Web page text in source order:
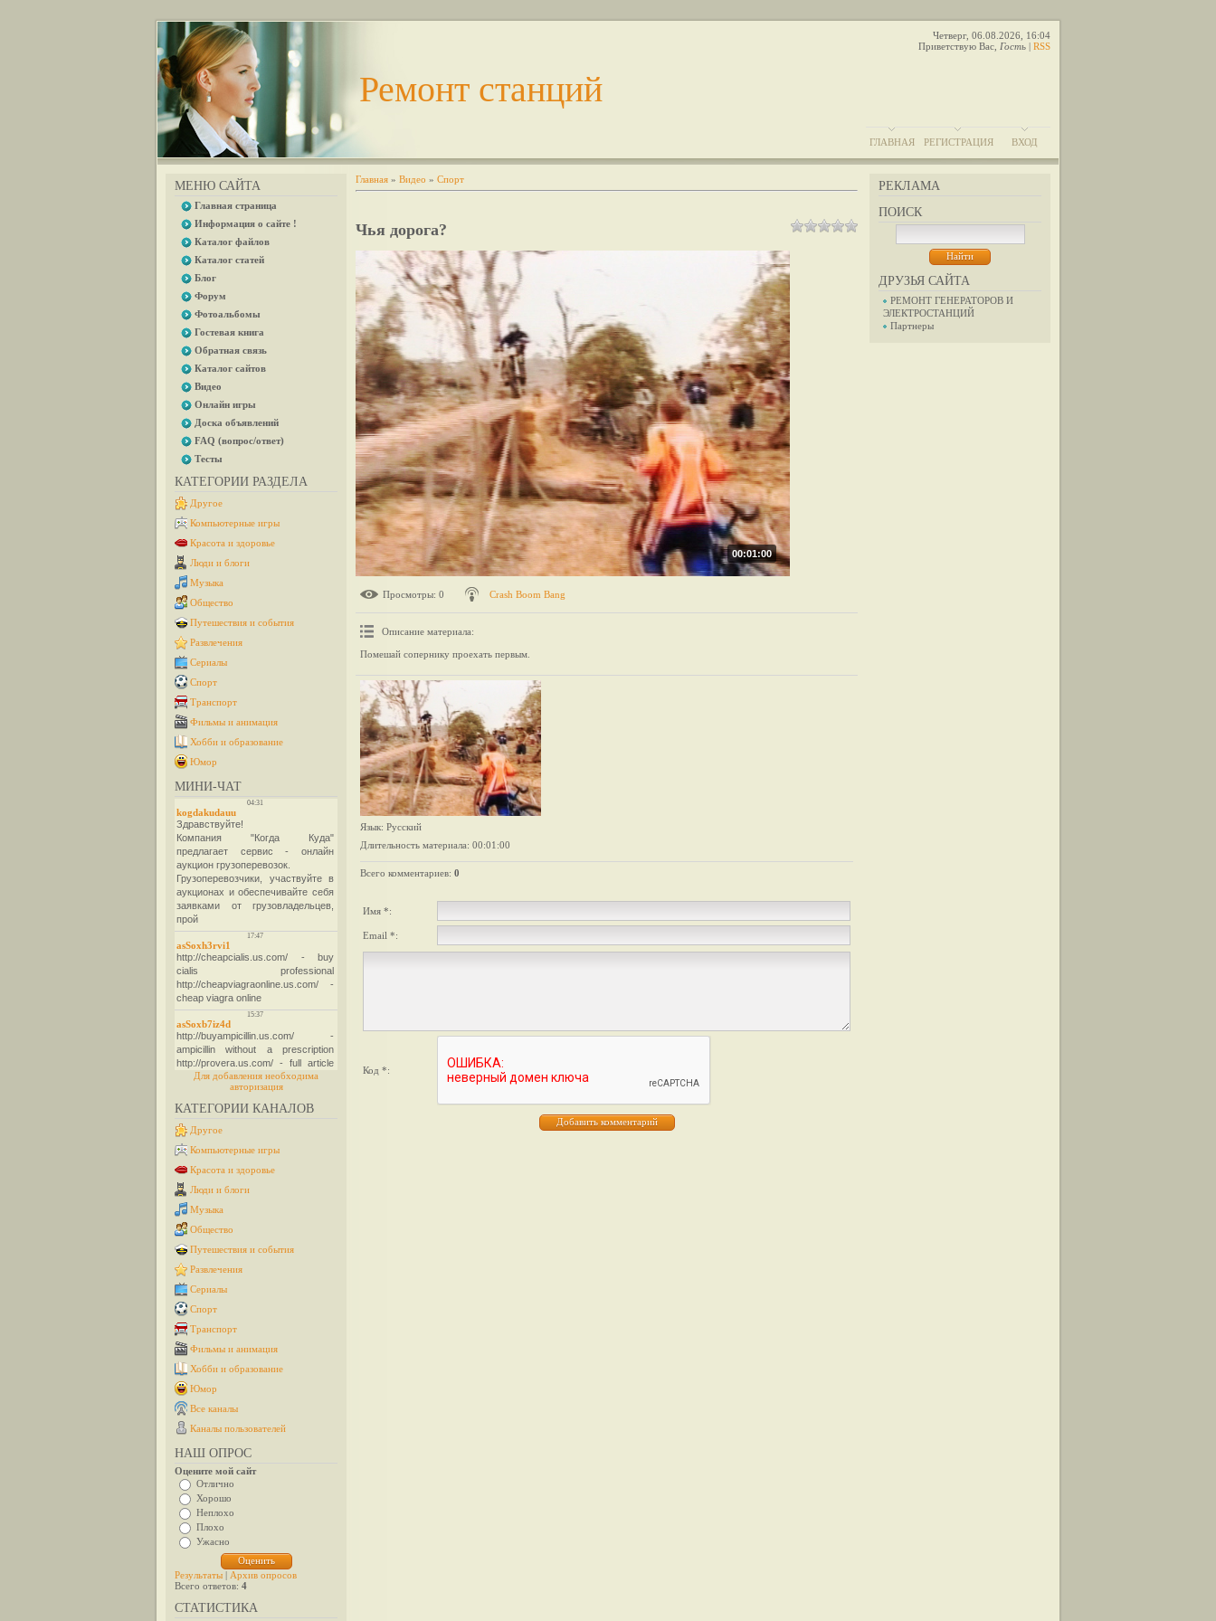
Ремонт станций
Четверг, 06.08.2026, 16:04
Приветствую Вас Гость | RSS
ГЛАВНАЯ РЕГИСТРАЦИЯ ВХОД
МЕНЮ САЙТА
Главная страница
Информация о сайте !
Каталог файлов
Каталог статей
Блог
Форум
Фотоальбомы
Гостевая книга
Обратная связь
Каталог сайтов
Видео
Онлайн игры
Доска объявлений
FAQ (вопрос/ответ)
Тесты
КАТЕГОРИИ РАЗДЕЛА
Другое
Компьютерные игры
Красота и здоровье
Люди и блоги
Музыка
Общество
Путешествия и события
Развлечения
Сериалы
Спорт
Транспорт
Фильмы и анимация
Хобби и образование
Юмор
МИНИ-ЧАТ
Для добавления необходима
авторизация
КАТЕГОРИИ КАНАЛОВ
Другое
Компьютерные игры
Красота и здоровье
Люди и блоги
Музыка
Общество
Путешествия и события
Развлечения
Сериалы
Спорт
Транспорт
Фильмы и анимация
Хобби и образование
Юмор
Все каналы
Каналы пользователей
НАШ ОПРОС
Оцените мой сайт
Отлично
Хорошо
Неплохо
Плохо
Ужасно
Результаты | Архив опросов
Всего ответов: 4
СТАТИСТИКА
РЕКЛАМА
ПОИСК
ДРУЗЬЯ САЙТА
РЕМОНТ ГЕНЕРАТОРОВ И
ЭЛЕКТРОСТАНЦИЙ
Партнеры
Главная » Видео » Спорт
Чья дорога?
00:01:00
Просмотры: 0 Crash Boom Bang
Описание материала:
Помешай сопернику проехать первым.
Язык: Русский
Длительность материала: 00:01:00
Всего комментариев: 0
Имя *:
Email *:
Код *: